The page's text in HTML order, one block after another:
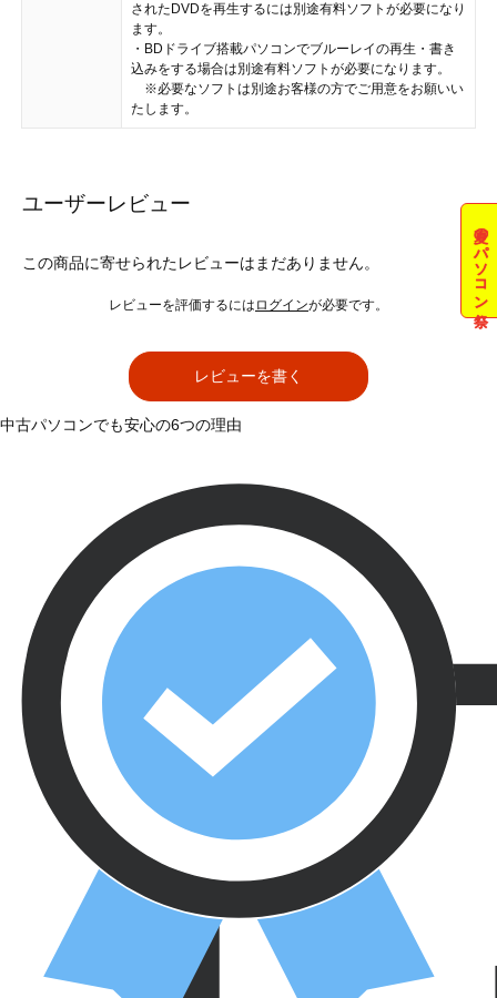
されたDVDを再生するには別途有料ソフトが必要になり
ます。
・BDドライブ搭載パソコンでブルーレイの再生・書き
込みをする場合は別途有料ソフトが必要になります。
※必要なソフトは別途お客様の方でご用意をお願いい
たします。
ユーザーレビュー
この商品に寄せられたレビューはまだありません。
レビューを評価するには ログインが必要です。
レビューを書く
夏のパソコン祭
中古パソコンでも安心の6つの理由